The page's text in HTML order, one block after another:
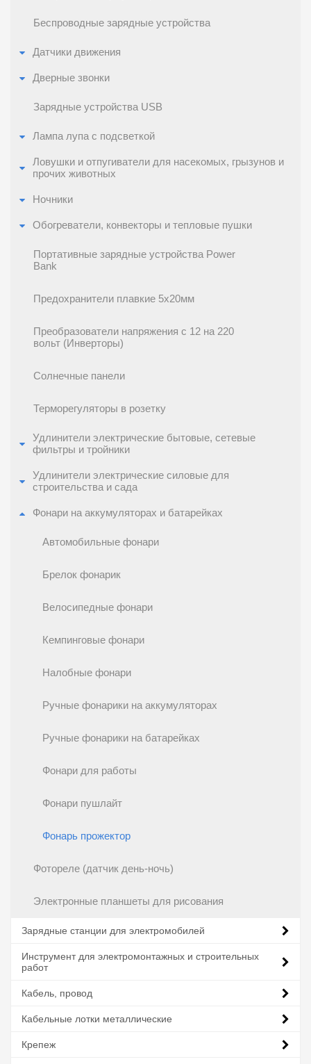
Беспроводные зарядные устройства
Датчики движения
Дверные звонки
Зарядные устройства USB
Лампа лупа с подсветкой
Ловушки и отпугиватели для насекомых, грызунов и
прочих животных
Ночники
Обогреватели, конвекторы и тепловые пушки
Портативные зарядные устройства Power
Bank
Предохранители плавкие 5x20мм
Преобразователи напряжения с 12 на 220
вольт (Инверторы)
Солнечные панели
Терморегуляторы в розетку
Удлинители электрические бытовые, сетевые
фильтры и тройники
Удлинители электрические силовые для
строительства и сада
Фонари на аккумуляторах и батарейках
Автомобильные фонари
Брелок фонарик
Велосипедные фонари
Кемпинговые фонари
Налобные фонари
Ручные фонарики на аккумуляторах
Ручные фонарики на батарейках
Фонари для работы
Фонари пушлайт
Фонарь прожектор
Фотореле (датчик день-ночь)
Электронные планшеты для рисования
Зарядные станции для электромобилей
Инструмент для электромонтажных и строительных
работ
Кабель, провод
Кабельные лотки металлические
Крепеж